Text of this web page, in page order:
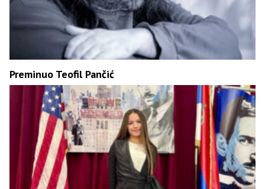
Preminuo Teofil Pančić